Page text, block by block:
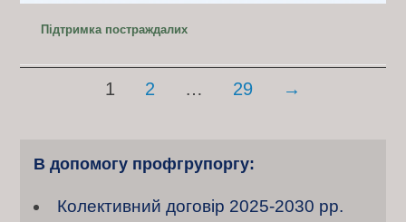
Підтримка постраждалих
s
1 2 … 29 →
В допомогу профгрупоргу:
Колективний договiр 2025-2030 рр.